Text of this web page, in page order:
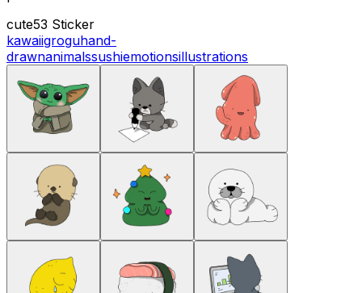
cute53 Sticker
kawaiigroguhand-
drawnanimalssushiemotionsillustrations